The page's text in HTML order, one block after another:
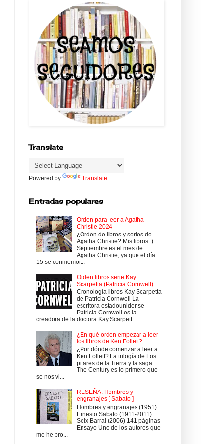
Translate
Powered by Translate
Entradas populares
Orden para leer a Agatha
Christie 2024
¿Orden de libros y series de
Agatha Christie? Mis libros :)
Septiembre es el mes de
Agatha Christie, ya que el día
15 se conmemor...
Orden libros serie Kay
Scarpetta (Patricia Cornwell)
Cronología libros Kay Scarpetta
de Patricia Cornwell La
escritora estadounidense
Patricia Cornwell es la
creadora de la doctora Kay Scarpett...
¿En qué orden empezar a leer
los libros de Ken Follett?
¿Por dónde comenzar a leer a
Ken Follett? La trilogía de Los
pilares de la Tierra y la saga
The Century es lo primero que
se nos vi...
RESEÑA: Hombres y
engranajes [ Sabato ]
Hombres y engranajes (1951)
Ernesto Sabato (1911-2011)
Seix Barral (2006) 141 páginas
Ensayo Uno de los autores que
me he pro...